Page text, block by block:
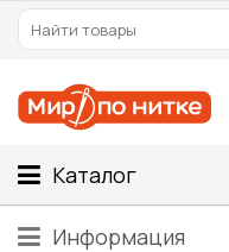
Каталог
Информация